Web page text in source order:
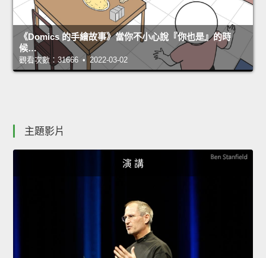
《Domics 的手繪故事》當你不小心說『你也是』的時
候…
觀看次數：31666 • 2022-03-02
主題影片
演 講